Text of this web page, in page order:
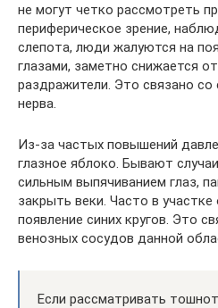
не могут четко рассмотреть
периферическое зрение,
слепота, люди жалуются на
глазами, заметно снижается
раздражители. Это связано со
нерва.
Из-за частых повышений
глазное яблоко. Бывают
сильным выпячиванием глаз,
закрыть веки. Часто в
появление синих кругов. Это
венозных сосудов данной
Если рассматривать